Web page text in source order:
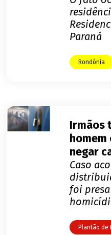
Paraná
Rondônia
Irmãos
homem
negar
Caso
foi
Plantão de